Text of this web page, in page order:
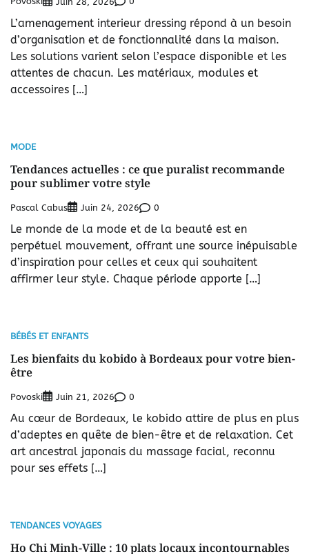
L’amenagement interieur dressing répond à un besoin
d’organisation et de fonctionnalité dans la maison.
Les solutions varient selon l’espace disponible et les
attentes de chacun. Les matériaux, modules et
accessoires […]
MODE
Tendances actuelles : ce que puralist recommande
pour sublimer votre style
Pascal Cabus Juin 24, 2026 0
Le monde de la mode et de la beauté est en
perpétuel mouvement, offrant une source inépuisable
d’inspiration pour celles et ceux qui souhaitent
affirmer leur style. Chaque période apporte […]
BÉBÉS ET ENFANTS
Les bienfaits du kobido à Bordeaux pour votre bien-
être
Povoski Juin 21, 2026 0
Au cœur de Bordeaux, le kobido attire de plus en plus
d’adeptes en quête de bien-être et de relaxation. Cet
art ancestral japonais du massage facial, reconnu
pour ses effets […]
TENDANCES VOYAGES
Ho Chi Minh-Ville : 10 plats locaux incontournables